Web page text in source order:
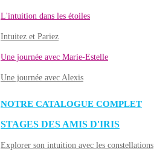
L'intuition dans les étoiles
Intuitez et Pariez
Une journée avec Marie-Estelle
Une journée avec Alexis
NOTRE CATALOGUE COMPLET
STAGES DES AMIS D'IRIS
Explorer son intuition avec les constellations